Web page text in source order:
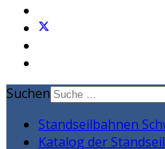
Suchen
Standseilbahnen
Katalog der